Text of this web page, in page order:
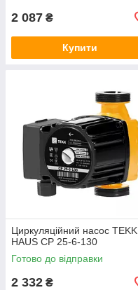
2 087 ₴
Купити
Циркуляційний насос TEKK
HAUS CP 25-6-130
Готово до відправки
2 332 ₴